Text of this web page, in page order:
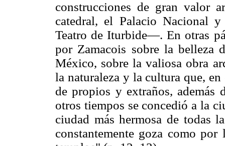
construcciones de gran valor
catedral, el Palacio Nacional
Teatro de Iturbide—. En otras
por Zamacois sobre la belleza
México, sobre la valiosa obra
la naturaleza y la cultura que,
de propios y extraños, además
otros tiempos se concedió a la
ciudad más hermosa de todas
constantemente goza como